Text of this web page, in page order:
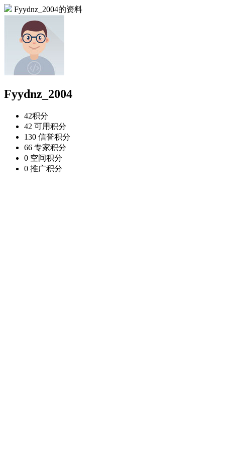
Fyydnz_2004的资料
Fyydnz_2004
42积分
42 可用积分
130 信誉积分
66 专家积分
0 空间积分
0 推广积分